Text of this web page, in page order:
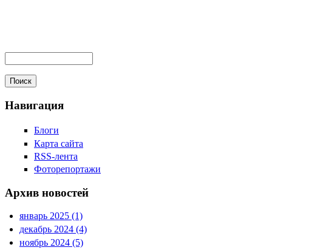
Навигация
Блоги
Карта сайта
RSS-лента
Фоторепортажи
Архив новостей
январь 2025 (1)
декабрь 2024 (4)
ноябрь 2024 (5)